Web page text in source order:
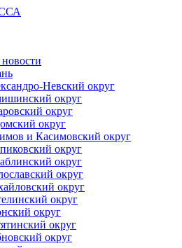
Невский округ
округ
округ
округ
и Касимовский округ
округ
округ
округ
округ
округ
округ
округ
округ